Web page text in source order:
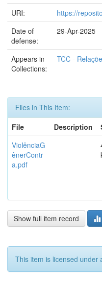
URI:
https://
Date of
defense:
29-Apr-2025
Appears in
Collections:
TCC -
Files in This Item:
File
Description
ViolênciaG
ênerContr
a.pdf
Show full item record
This item is licensed under